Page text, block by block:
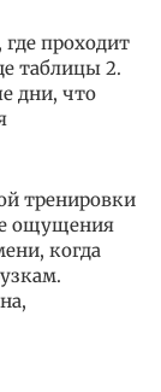
проходит
таблицы 2.
дни, что
тренировки
ощущения
когда